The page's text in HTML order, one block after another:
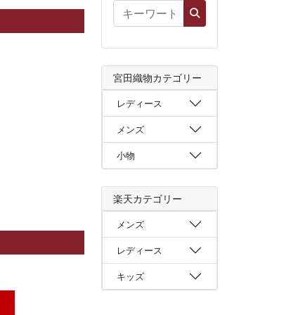
宮田織物カテゴリー
レディース
メンズ
小物
楽天カテゴリー
メンズ
レディース
キッズ